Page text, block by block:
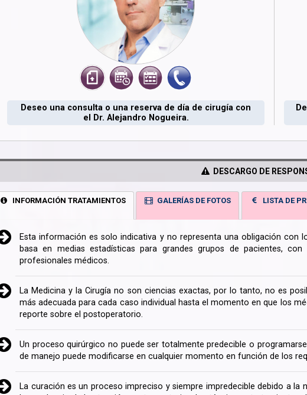
Deseo una consulta o una reserva de día de cirugía con
el Dr. Alejandro Nogueira.
DESCARGO DE
INFORMACIÓN TRATAMIENTOS GALERÍAS DE FOTOS LISTA DE
Esta información es solo indicativa y no representa una obligación con
basa en medias estadísticas para grandes grupos de pacientes,
profesionales médicos.
La Medicina y la Cirugía no son ciencias exactas, por lo tanto, no es
más adecuada para cada caso individual hasta el momento en que los
reporte sobre el postoperatorio.
Un proceso quirúrgico no puede ser totalmente predecible o
de manejo puede modificarse en cualquier momento en función de los
La curación es un proceso impreciso y siempre impredecible debido a